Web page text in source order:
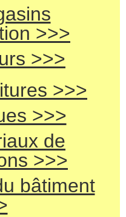
>>>
>>>
>>>
>>>
de
>>>
bâtiment